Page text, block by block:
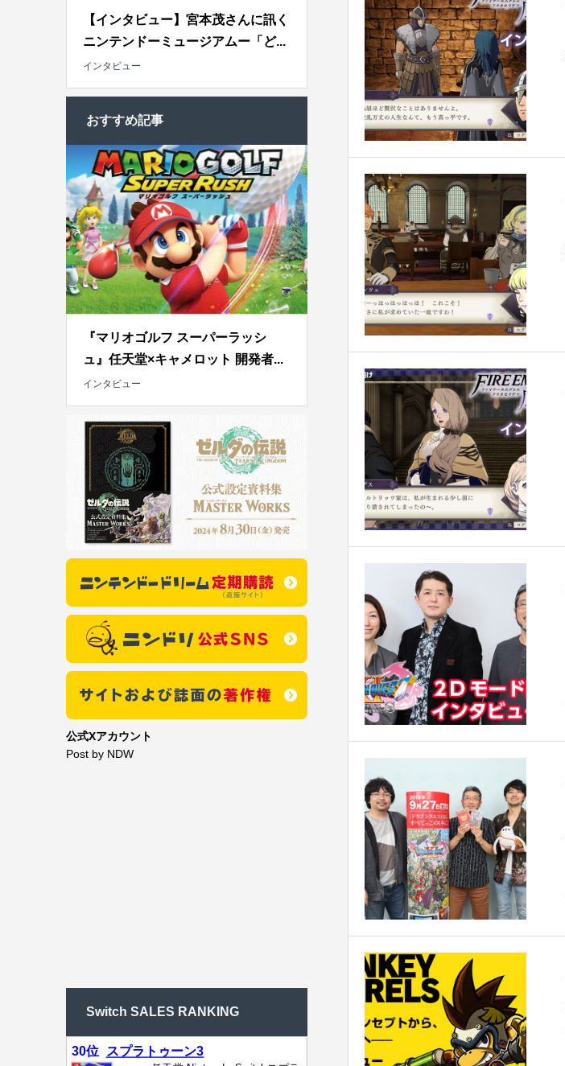
【インタビュー】宮本茂さんに訊く
ニンテンドーミュージアムー「ど...
インタビュー
おすすめ記事
『マリオゴルフ スーパーラッシ
ュ』任天堂×キャメロット 開発者...
インタビュー
公式Xアカウント
Post by NDW
Switch SALES RANKING